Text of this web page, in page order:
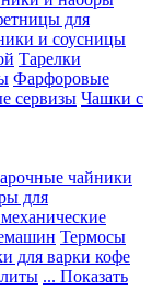
для
и соусницы
Тарелки
Фарфоровые
сервизы Чашки с
чайники
для
Термосы
для варки кофе
... Показать